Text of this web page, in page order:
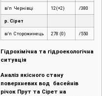
в/п Чернівці 12(+2) /380
р. Сірет
в/п Сторожинець 278 (0) /550
Гідрохімічна та гідроекологічна
ситуація
Аналіз якісного стану
поверхневих вод басейнів
річок Прут та Сірет на